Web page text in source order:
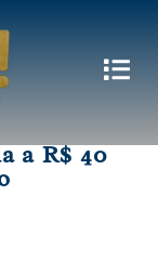
a R$ 40